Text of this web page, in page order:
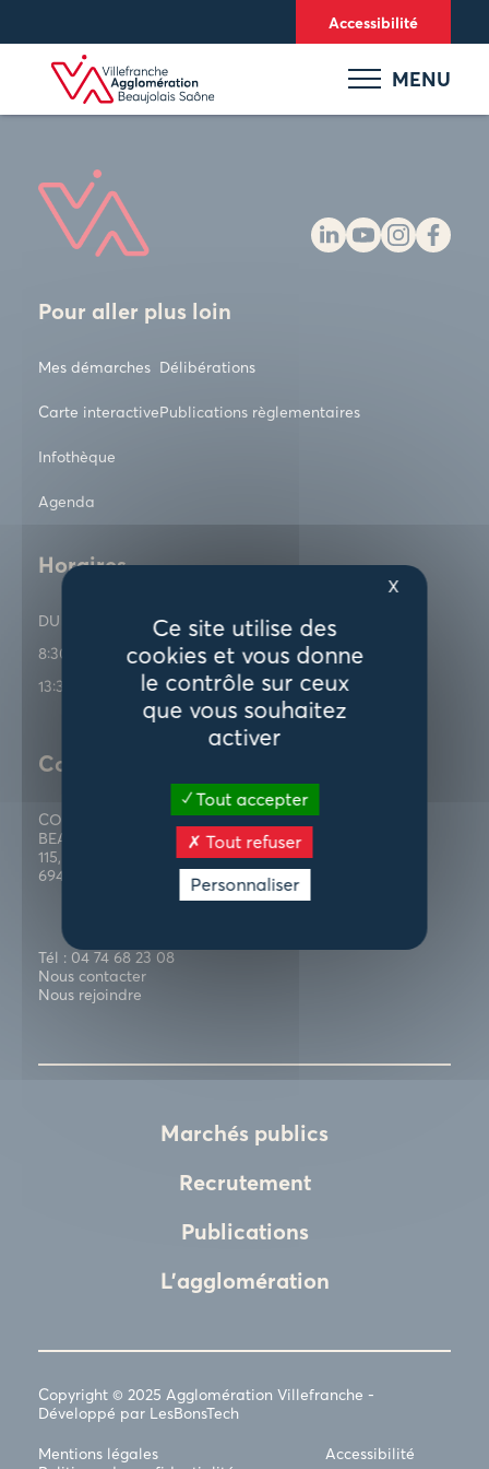
X
Ce site utilise des
cookies et vous donne
le contrôle sur ceux
que vous souhaitez
activer
Tout accepter
Tout refuser
Personnaliser
Accessibilité
MENU
Pour aller plus loin
Mes démarches
Carte interactive
Infothèque
Agenda
Délibérations
Publications règlementaires
Horaires
DU LUNDI AU VENDREDI
8:30 - 12:30
13:30 - 17:00
Contactez-nous
COMMUNAUTÉ D’AGGLOMÉRATION VILLEFRANCHE
BEAUJOLAIS SAÔNE
115, rue Paul Bert
69400 Villefranche-sur-Saône
Tél : 04 74 68 23 08
Nous contacter
Nous rejoindre
Marchés publics
Recrutement
Publications
L'agglomération
Copyright © 2025 Agglomération Villefranche -
Développé par LesBonsTech
Mentions légales
Accessibilité